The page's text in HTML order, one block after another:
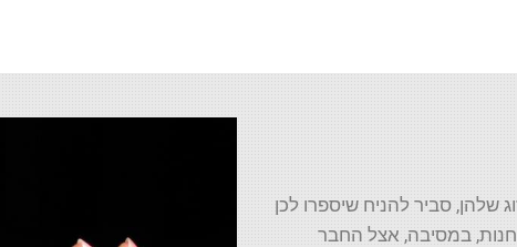
שלהן, סביר להניח שיספרו לכן
במסיבה, אצל החבר